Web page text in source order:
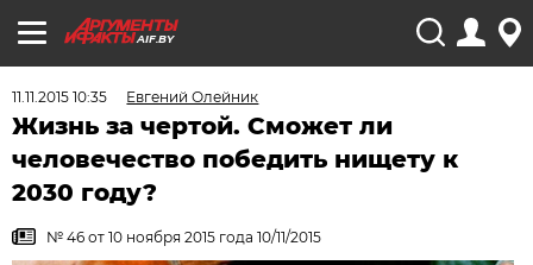
AIF.BY
11.11.2015 10:35 Евгений Олейник
Жизнь за чертой. Сможет ли
человечество победить нищету к
2030 году?
№ 46 от 10 ноября 2015 года 10/11/2015